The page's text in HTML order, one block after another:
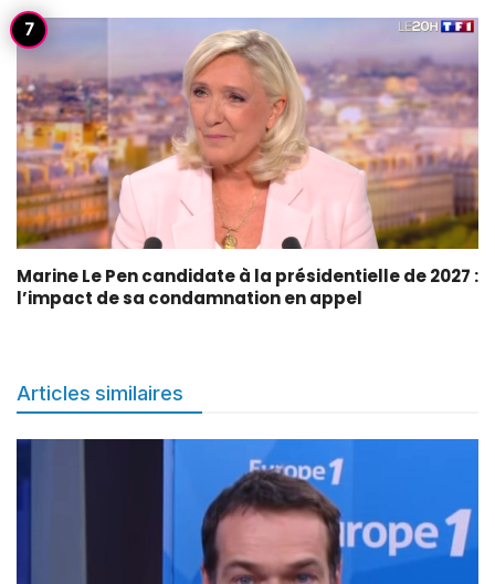
Marine Le Pen candidate à la présidentielle de 2027 :
l’impact de sa condamnation en appel
Articles similaires